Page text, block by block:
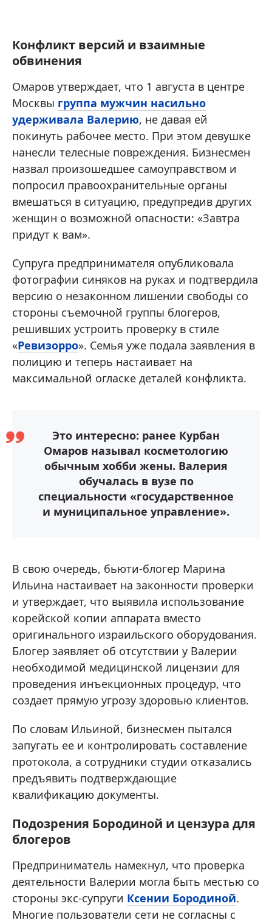
Конфликт версий и взаимные
обвинения
Омаров утверждает, что 1 августа в центре
Москвы группа мужчин насильно
удерживала Валерию, не давая ей
покинуть рабочее место. При этом девушке
нанесли телесные повреждения. Бизнесмен
назвал произошедшее самоуправством и
попросил правоохранительные органы
вмешаться в ситуацию, предупредив других
женщин о возможной опасности: «Завтра
придут к вам».
Супруга предпринимателя опубликовала
фотографии синяков на руках и подтвердила
версию о незаконном лишении свободы со
стороны съемочной группы блогеров,
решивших устроить проверку в стиле
«Ревизорро». Семья уже подала заявления в
полицию и теперь настаивает на
максимальной огласке деталей конфликта.
Это интересно: ранее Курбан
Омаров называл косметологию
обычным хобби жены. Валерия
обучалась в вузе по
специальности «государственное
и муниципальное управление».
В свою очередь, бьюти-блогер Марина
Ильина настаивает на законности проверки
и утверждает, что выявила использование
корейской копии аппарата вместо
оригинального израильского оборудования.
Блогер заявляет об отсутствии у Валерии
необходимой медицинской лицензии для
проведения инъекционных процедур, что
создает прямую угрозу здоровью клиентов.
По словам Ильиной, бизнесмен пытался
запугать ее и контролировать составление
протокола, а сотрудники студии отказались
предъявить подтверждающие
квалификацию документы.
Подозрения Бородиной и цензура для
блогеров
Предприниматель намекнул, что проверка
деятельности Валерии могла быть местью со
стороны экс-супруги Ксении Бородиной.
Многие пользователи сети не согласны с